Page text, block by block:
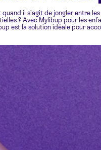
il s’agit de jongler entre
? Avec Mylibup pour les
est la solution idéale pour